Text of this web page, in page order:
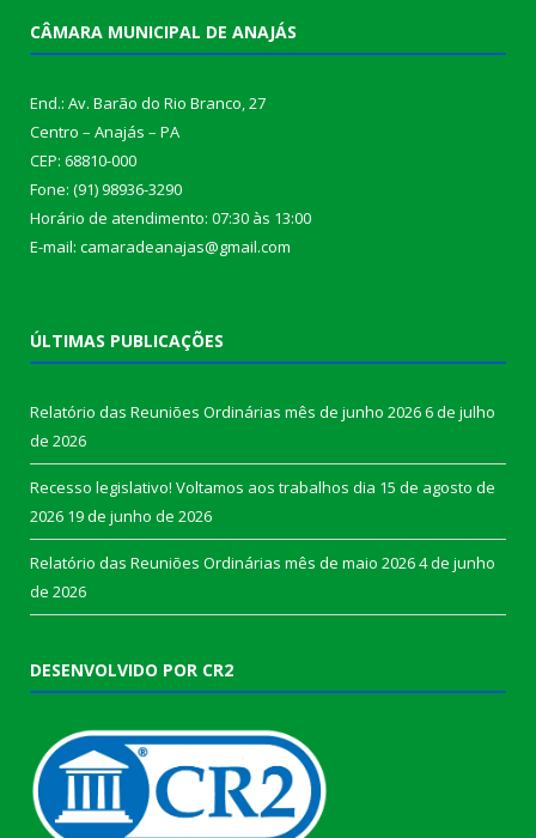
CÂMARA MUNICIPAL DE ANAJÁS
End.: Av. Barão do Rio Branco, 27
Centro – Anajás – PA
CEP: 68810-000
Fone: (91) 98936-3290
Horário de atendimento: 07:30 às 13:00
E-mail: camaradeanajas@gmail.com
ÚLTIMAS PUBLICAÇÕES
Relatório das Reuniões Ordinárias mês de junho 20266 de julho
de 2026
Recesso legislativo! Voltamos aos trabalhos dia 15 de agosto de
2026 19 de junho de 2026
Relatório das Reuniões Ordinárias mês de maio 20264 de junho
de 2026
DESENVOLVIDO POR CR2